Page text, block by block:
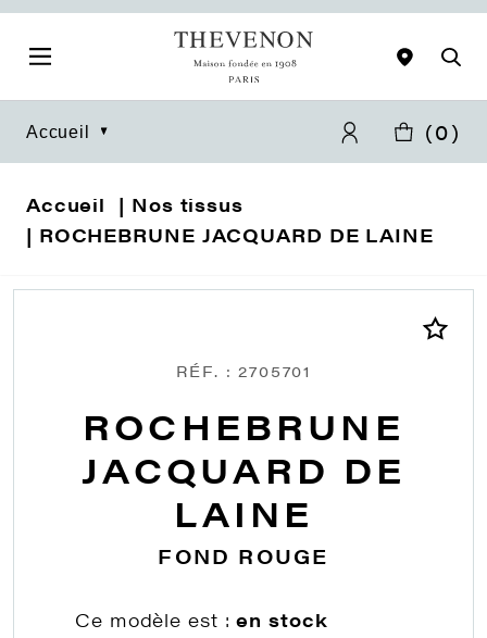
Accueil (0)
Accueil
Nos tissus
ROCHEBRUNE JACQUARD DE LAINE
RÉF. : 2705701
ROCHEBRUNE
JACQUARD DE
LAINE
FOND ROUGE
Ce modèle est :en stock